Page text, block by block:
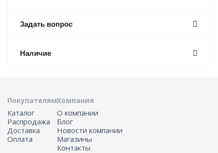
Задать вопрос
Наличие
Покупателям
Каталог
Распродажа
Доставка
Оплата
Компания
О компании
Блог
Новости компании
Магазины
Контакты